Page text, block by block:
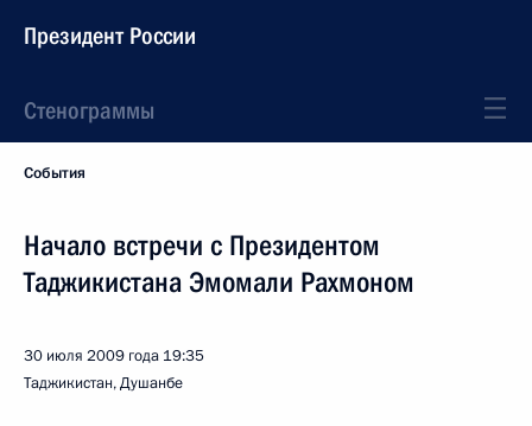
Президент России
Стенограммы
События
Начало встречи с Президентом
Таджикистана Эмомали Рахмоном
30 июля 2009 года 19:35
Таджикистан, Душанбе